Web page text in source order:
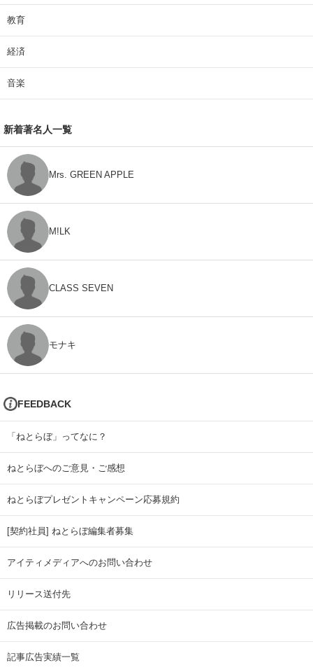
教育
経済
音楽
新着著名人一覧
Mrs. GREEN APPLE
M!LK
CLASS SEVEN
モナキ
FEEDBACK
「ねとらぼ」ってなに？
ねとらぼへのご意見・ご感想
ねとらぼプレゼントキャンペーン応募規約
[契約社員] ねとらぼ編集者募集
アイティメディアへのお問い合わせ
リリース送付先
広告掲載のお問い合わせ
記事広告実績一覧